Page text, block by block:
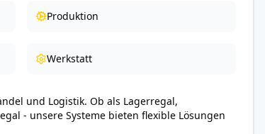
Produktion
Werkstatt
und Logistik. Ob als Lagerregal,
- unsere Systeme bieten flexible Lösungen